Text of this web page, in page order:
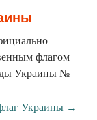
флагом
Украины №
Украины →